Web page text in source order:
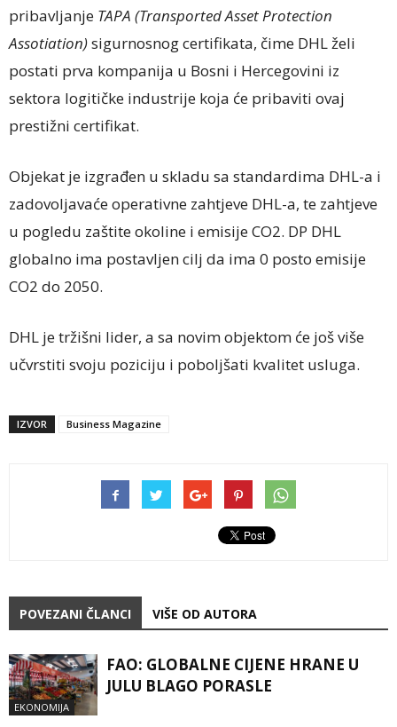
pribavljanje TAPA (Transported Asset Protection
Assotiation)sigurnosnog certifikata, čime DHL želi
postati prva kompanija u Bosni i Hercegovini iz
sektora logitičke industrije koja će pribaviti ovaj
prestižni certifikat.
Objekat je izgrađen u skladu sa standardima DHL-a i
zadovoljavaće operativne zahtjeve DHL-a, te zahtjeve
u pogledu zaštite okoline i emisije CO2. DP DHL
globalno ima postavljen cilj da ima 0 posto emisije
CO2 do 2050.
DHL je tržišni lider, a sa novim objektom će još više
učvrstiti svoju poziciju i poboljšati kvalitet usluga.
IZVOR Business Magazine
POVEZANI ČLANCI VIŠE OD AUTORA
EKONOMIJA
FAO: GLOBALNE CIJENE HRANE U
JULU BLAGO PORASLE